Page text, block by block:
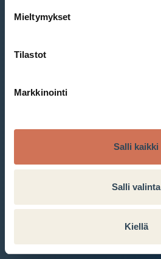
Mieltymykset
Tilastot
Markkinointi
Salli kaikki
Salli valinta
Kiellä
Et ole kirjautunut sisään.